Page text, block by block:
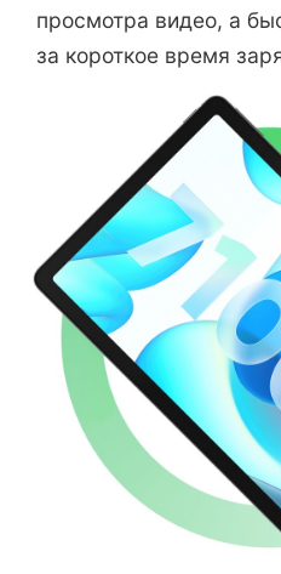
просмотра видео, а
за короткое время